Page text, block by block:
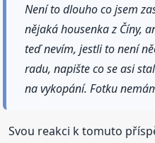
Není to dlouho co jsem
nějaká housenka z Číny,
teď nevím, jestli to není
radu, napište co se asi
na vykopání. Fotku
Svou reakci k tomuto